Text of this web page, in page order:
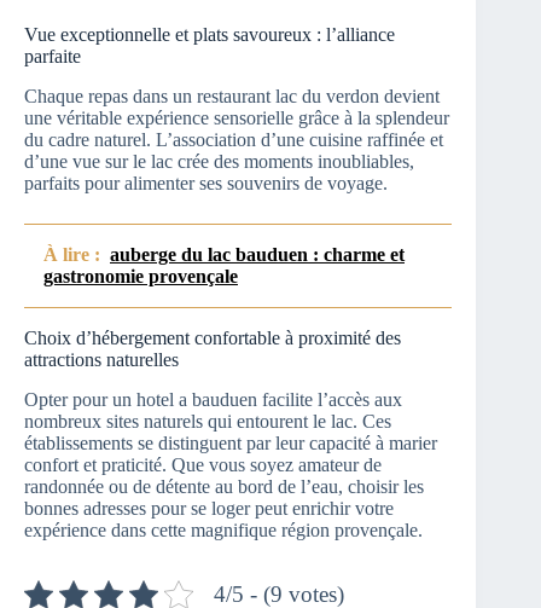
Vue exceptionnelle et plats savoureux : l’alliance
parfaite
Chaque repas dans un restaurant lac du verdon devient
une véritable expérience sensorielle grâce à la splendeur
du cadre naturel. L’association d’une cuisine raffinée et
d’une vue sur le lac crée des moments inoubliables,
parfaits pour alimenter ses souvenirs de voyage.
À lire : auberge du lac bauduen : charme et
gastronomie provençale
Choix d’hébergement confortable à proximité des
attractions naturelles
Opter pour un hotel a bauduen facilite l’accès aux
nombreux sites naturels qui entourent le lac. Ces
établissements se distinguent par leur capacité à marier
confort et praticité. Que vous soyez amateur de
randonnée ou de détente au bord de l’eau, choisir les
bonnes adresses pour se loger peut enrichir votre
expérience dans cette magnifique région provençale.
4/5 - (9 votes)